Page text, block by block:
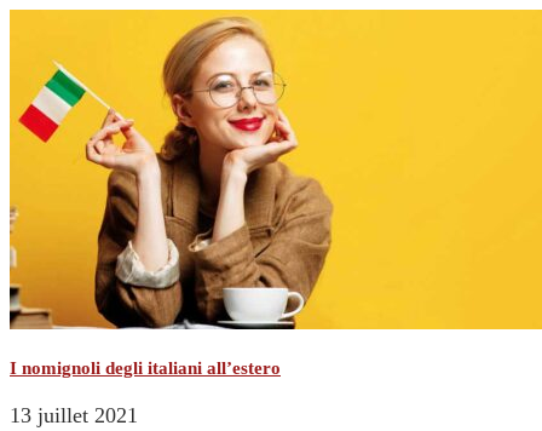
I nomignoli degli italiani all’estero
13 juillet 2021